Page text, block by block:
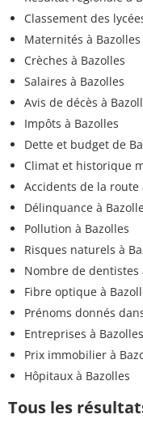
Classement des
Maternités à Bazolles
Crèches à Bazolles
Salaires à Bazolles
Avis de décès à
Impôts à Bazolles
Dette et budget de
Climat et historique
Accidents de la route
Délinquance à
Pollution à Bazolles
Risques naturels à
Nombre de dentistes
Fibre optique à
Prénoms donnés
Entreprises à Bazolles
Prix immobilier à
Hôpitaux à Bazolles
Tous les